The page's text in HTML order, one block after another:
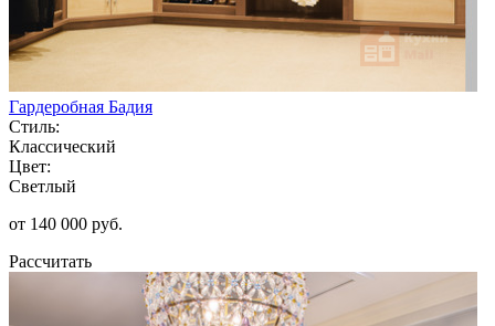
Гардеробная Бадия
Стиль:
Классический
Цвет:
Светлый
от 140 000 руб.
Рассчитать